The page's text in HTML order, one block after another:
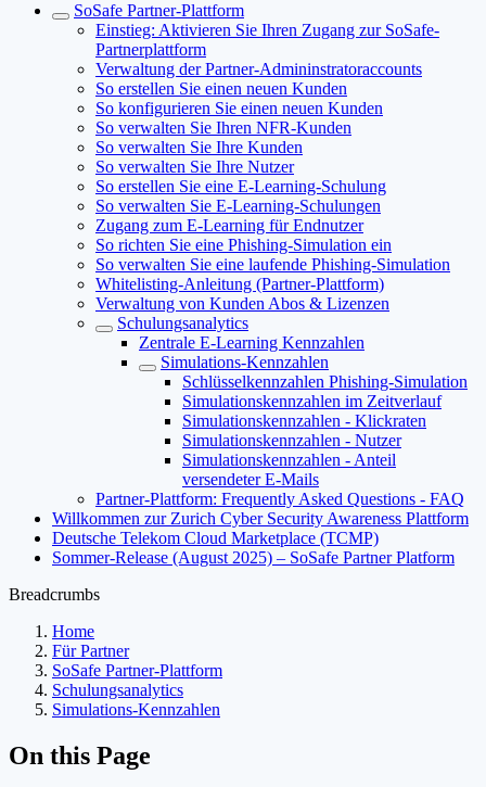
SoSafe Partner-Plattform
Einstieg: Aktivieren Sie Ihren Zugang zur SoSafe-
Partnerplattform
Verwaltung der Partner-Admininstratoraccounts
So erstellen Sie einen neuen Kunden
So konfigurieren Sie einen neuen Kunden
So verwalten Sie Ihren NFR-Kunden
So verwalten Sie Ihre Kunden
So verwalten Sie Ihre Nutzer
So erstellen Sie eine E-Learning-Schulung
So verwalten Sie E-Learning-Schulungen
Zugang zum E-Learning für Endnutzer
So richten Sie eine Phishing-Simulation ein
So verwalten Sie eine laufende Phishing-Simulation
Whitelisting-Anleitung (Partner-Plattform)
Verwaltung von Kunden Abos & Lizenzen
Schulungsanalytics
Zentrale E-Learning Kennzahlen
Simulations-Kennzahlen
Schlüsselkennzahlen Phishing-Simulation
Simulationskennzahlen im Zeitverlauf
Simulationskennzahlen - Klickraten
Simulationskennzahlen - Nutzer
Simulationskennzahlen - Anteil
versendeter E-Mails
Partner-Plattform: Frequently Asked Questions - FAQ
Willkommen zur Zurich Cyber Security Awareness Plattform
Deutsche Telekom Cloud Marketplace (TCMP)
Sommer-Release (August 2025) – SoSafe Partner Platform
Breadcrumbs
Home
Für Partner
SoSafe Partner-Plattform
Schulungsanalytics
Simulations-Kennzahlen
On this Page